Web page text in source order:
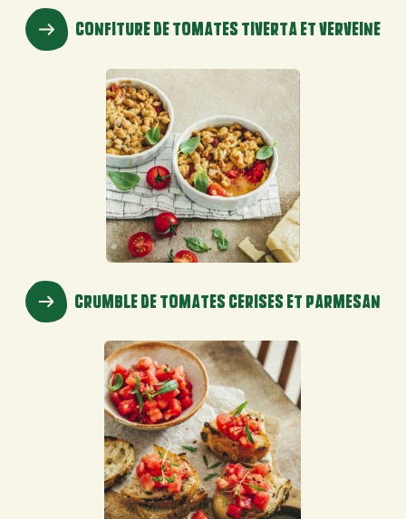
CONFITURE DE TOMATES TIVERTA ET VERVEINE
CRUMBLE DE TOMATES CERISES ET PARMESAN